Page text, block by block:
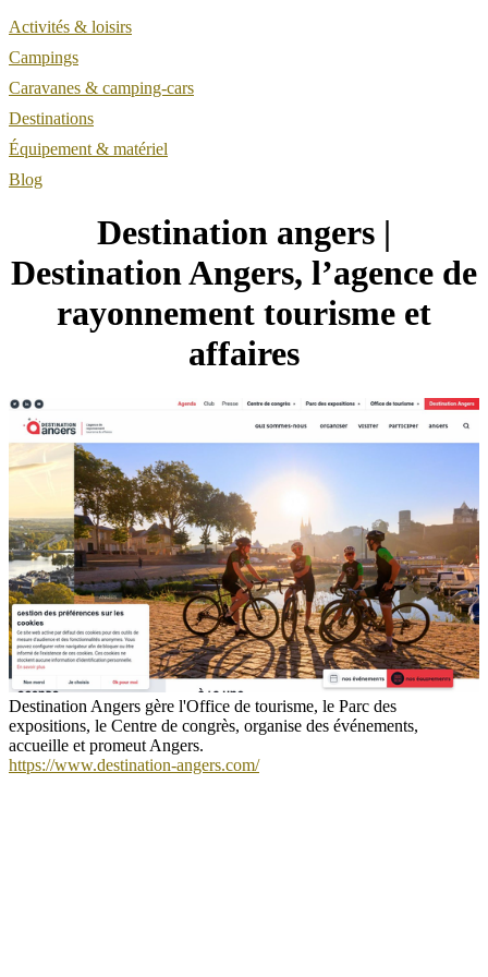
Activités & loisirs
Campings
Caravanes & camping-cars
Destinations
Équipement & matériel
Blog
Destination angers |
Destination Angers, l’agence de
rayonnement tourisme et
affaires
Destination Angers gère l'Office de tourisme, le Parc des
expositions, le Centre de congrès, organise des événements,
accueille et promeut Angers.
https://www.destination-angers.com/